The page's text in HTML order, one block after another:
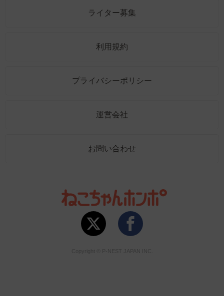
ライター募集
利用規約
プライバシーポリシー
運営会社
お問い合わせ
Copyright © P-NEST JAPAN INC.